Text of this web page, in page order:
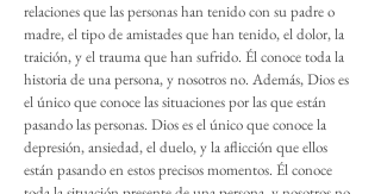
relaciones que las personas han tenido con su padre o
madre, el tipo de amistades que han tenido, el dolor, la
traición, y el trauma que han sufrido. Él conoce toda la
historia de una persona, y nosotros no. Además, Dios es
el único que conoce las situaciones por las que están
pasando las personas. Dios es el único que conoce la
depresión, ansiedad, el duelo, y la aflicción que ellos
están pasando en estos precisos momentos. Él conoce